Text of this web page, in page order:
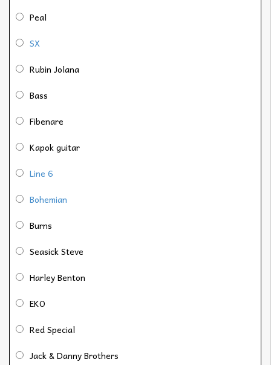
Peal
SX
Rubin Jolana
Bass
Fibenare
Kapok guitar
Line 6
Bohemian
Burns
Seasick Steve
Harley Benton
EKO
Red Special
Jack & Danny Brothers